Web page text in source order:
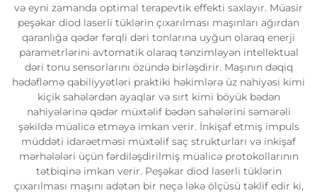
və eyni zamanda optimal terapevtik effekti saxlayır. Müasir
peşəkar diod laserli tüklərin çıxarılması maşınları ağırdan
qaranlığa qədər fərqli dəri tonlarına uyğun olaraq enerji
parametrlərini avtomatik olaraq tənzimləyən intellektual
dəri tonu sensorlarını özündə birləşdirir. Maşının dəqiq
hədəfləmə qabiliyyətləri praktiki həkimlərə üz nahiyəsi kimi
kiçik sahələrdən ayaqlar və sırt kimi böyük bədən
nahiyələrinə qədər müxtəlif bədən sahələrini səmərəli
şəkildə müalicə etməyə imkan verir. İnkişaf etmiş impuls
müddəti idarəetməsi müxtəlif saç strukturları və inkişaf
mərhələləri üçün fərdiləşdirilmiş müalicə protokollarının
tətbiqinə imkan verir. Peşəkar diod laserli tüklərin
çıxarılması maşını adətən bir neçə ləkə ölçüsü təklif edir ki,